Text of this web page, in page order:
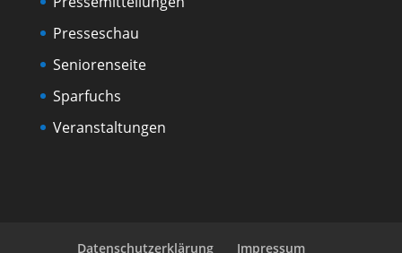
Presseschau
Seniorenseite
Sparfuchs
Veranstaltungen
Datenschutzerklärung Impressum